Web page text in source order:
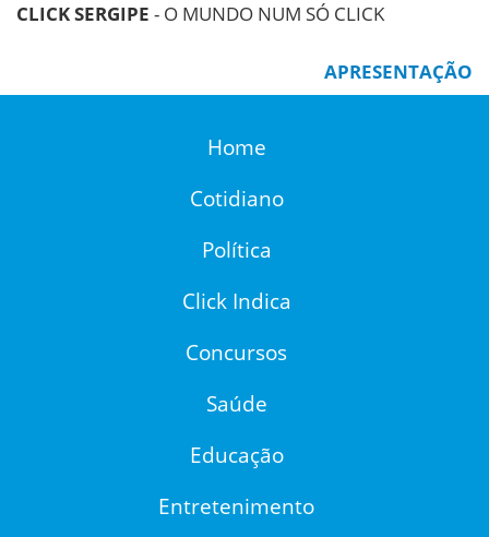
CLICK SERGIPE - O MUNDO NUM SÓ CLICK
APRESENTAÇÃO
Home
Cotidiano
Política
Click Indica
Concursos
Saúde
Educação
Entretenimento